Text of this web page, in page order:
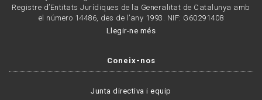
Registre d’Entitats Jurídiques de la Generalitat de Catalunya amb
el número 14486, des de l’any 1993. NIF: G60291408
Llegir-ne més
Coneix-nos
Junta directiva i equip